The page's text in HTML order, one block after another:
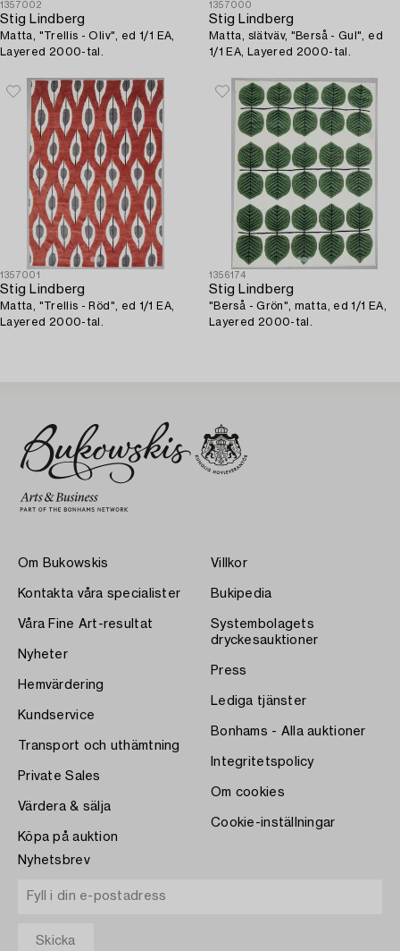
1357002
Stig Lindberg
Matta, "Trellis - Oliv", ed 1/1 EA,
Layered 2000-tal.
1357000
Stig Lindberg
Matta, slätväv, "Berså - Gul", ed
1/1 EA, Layered 2000-tal.
1357001
Stig Lindberg
Matta, "Trellis - Röd", ed 1/1 EA,
Layered 2000-tal.
1356174
Stig Lindberg
"Berså - Grön", matta, ed 1/1 EA,
Layered 2000-tal.
Om Bukowskis
Kontakta våra specialister
Våra Fine Art-resultat
Nyheter
Hemvärdering
Kundservice
Transport och uthämtning
Private Sales
Värdera & sälja
Köpa på auktion
Villkor
Bukipedia
Systembolagets
dryckesauktioner
Press
Lediga tjänster
Bonhams - Alla auktioner
Integritetspolicy
Om cookies
Cookie-inställningar
Nyhetsbrev